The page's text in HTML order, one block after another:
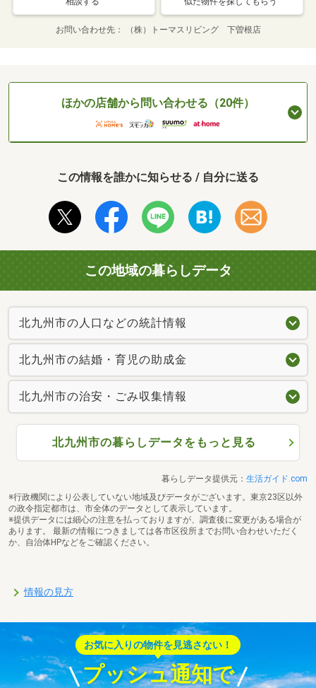
お問い合わせ先 （株）トーマスリビング 下曽根店
ほかの店舗から問い合わせる（20件）
この情報を誰かに知らせる / 自分に送る
この地域の暮らしデータ
北九州市の人口などの統計情報
北九州市の結婚・育児の助成金
北九州市の治安・ごみ収集情報
北九州市の暮らしデータをもっと見る
暮らしデータ提供元： 生活ガイド.com
※行政機関により公表していない地域及びデータがございます。東京23区以外
の政令指定都市は、市全体のデータとして表示しています。
※提供データには細心の注意を払っておりますが、調査後に変更がある場合が
あります。 最新の情報につきましては各市区役所までお問い合わせいただく
か、自治体HPなどをご確認ください。
情報の見方
お気に入りの物件を見逃さない！
プッシュ通知で